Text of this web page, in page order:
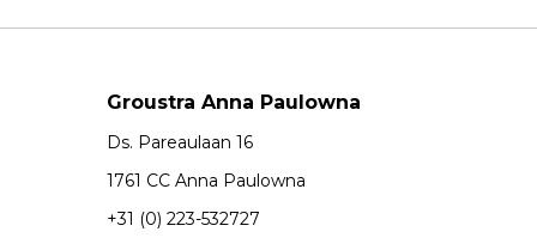
Groustra Anna Paulowna
Ds. Pareaulaan 16
1761 CC Anna Paulowna
+31 (0) 223-532727